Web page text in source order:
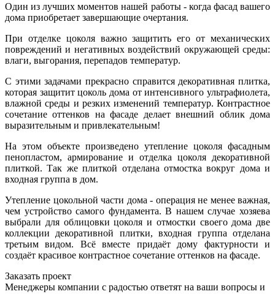
Один из лучших моментов нашей работы - когда фасад вашего
дома приобретает завершающие очертания.
При отделке цоколя важно защитить его от механических
повреждений и негативных воздействий окружающей среды:
влаги, выгорания, перепадов температур.
С этими задачами прекрасно справится декоративная плитка,
которая защитит цоколь дома от интенсивного ультрафиолета,
влажной среды и резких изменений температур. Контрастное
сочетание оттенков на фасаде делает внешний облик дома
выразительным и привлекательным!
На этом объекте произведено утепление цоколя фасадным
пенопластом, армирование и отделка цоколя декоративной
плиткой. Так же плиткой отделана отмостка вокруг дома и
входная группа в дом.
Утепление цокольной части дома - операция не менее важная,
чем устройство самого фундамента. В нашем случае хозяева
выбрали для облицовки цоколя и отмостки своего дома две
коллекции декоративной плитки, входная группа отделана
третьим видом. Всё вместе придаёт дому фактурности и
создаёт красивое контрастное сочетание оттенков на фасаде.
Заказать проект
Менеджеры компании с радостью ответят на ваши вопросы и